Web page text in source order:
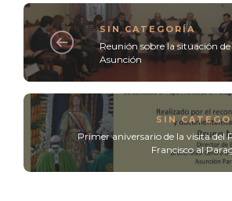
SIN CATEGORÍA
Reunión sobre la situación de
Asunción
SIN
Primer aniversario de la visita del
Francisco al